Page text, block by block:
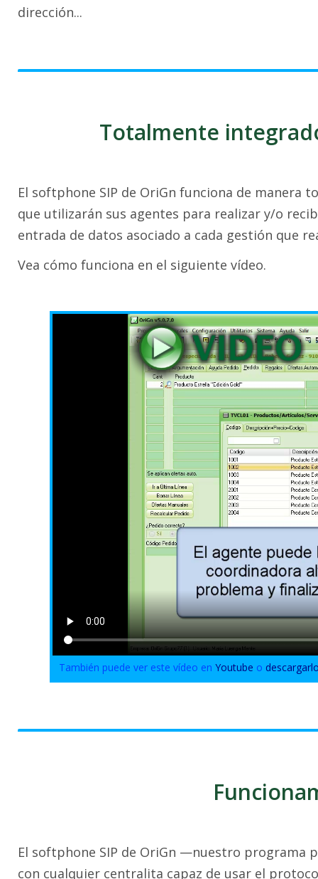
dirección...
Totalmente
El softphone SIP de OriGn funciona de manera
que utilizarán sus agentes para realizar y/o
entrada de datos asociado a cada gestión que
Vea cómo funciona en el siguiente vídeo.
También puede ver este vídeo enYoutube o
El softphone SIP de OriGn —nuestro programa
con cualquier centralita capaz de usar el